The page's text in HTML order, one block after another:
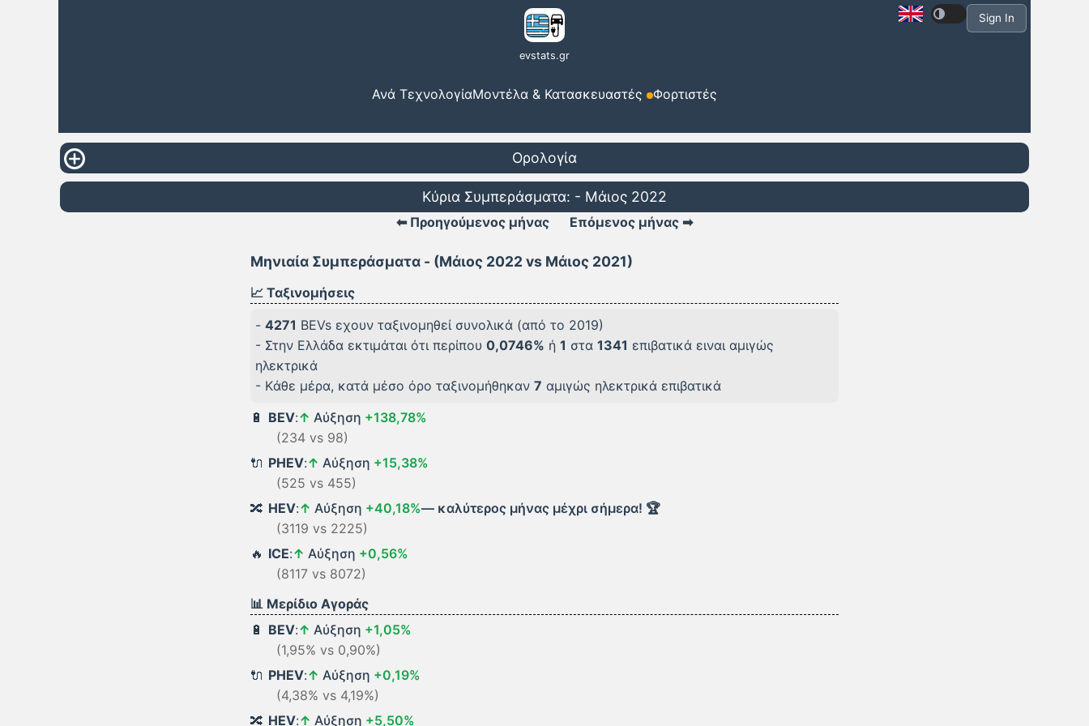
evstats.gr
Ανά ΤεχνολογίαΜοντέλα & Κατασκευαστές Φορτιστές
Sign In
Ορολογία
Κύρια Συμπεράσματα: - Μάιος 2022
⬅ Προηγούμενος μήνας Επόμενος μήνας ➡
Μηνιαία Συμπεράσματα - (Μάιος 2022 vs Μάιος 2021)
📈 Ταξινομήσεις
- 4271 BEVs εχουν ταξινομηθεί συνολικά (από το 2019)
- Στην Ελλάδα εκτιμάται ότι περίπου 0,0746% ή 1 στα 1341 επιβατικά ειναι αμιγώς
ηλεκτρικά
- Kάθε μέρα, κατά μέσο όρο ταξινομήθηκαν 7 αμιγώς ηλεκτρικά επιβατικά
🔋 BEV:↑ Αύξηση +138,78%
(234 vs 98)
🔌 PHEV:↑ Αύξηση +15,38%
(525 vs 455)
🔀 HEV:↑ Αύξηση +40,18%— καλύτερος μήνας μέχρι σήμερα! 🏆
(3119 vs 2225)
🔥 ICE:↑ Αύξηση +0,56%
(8117 vs 8072)
📊 Μερίδιο Αγοράς
🔋 BEV:↑ Αύξηση +1,05%
(1,95% vs 0,90%)
🔌 PHEV:↑ Αύξηση +0,19%
(4,38% vs 4,19%)
🔀 HEV:↑ Αύξηση +5,50%